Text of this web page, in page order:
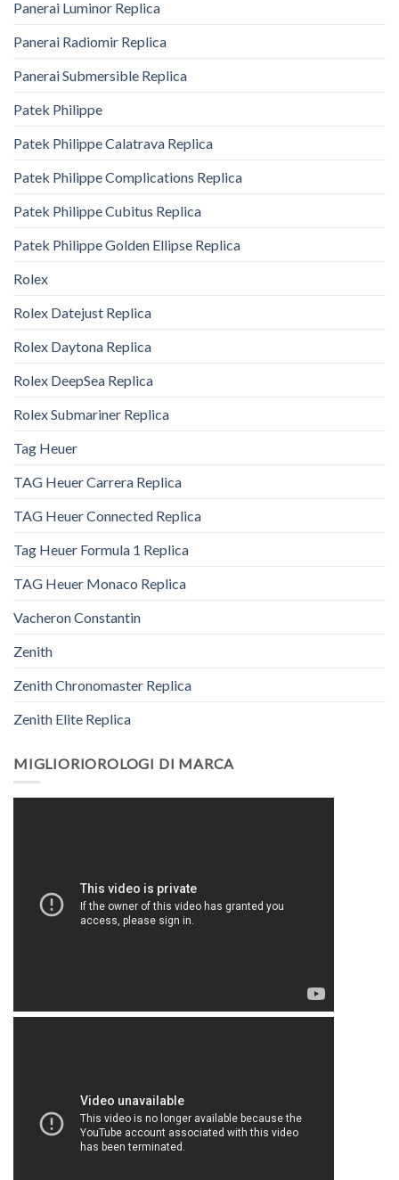
Panerai Luminor Replica
Panerai Radiomir Replica
Panerai Submersible Replica
Patek Philippe
Patek Philippe Calatrava Replica
Patek Philippe Complications Replica
Patek Philippe Cubitus Replica
Patek Philippe Golden Ellipse Replica
Rolex
Rolex Datejust Replica
Rolex Daytona Replica
Rolex DeepSea Replica
Rolex Submariner Replica
Tag Heuer
TAG Heuer Carrera Replica
TAG Heuer Connected Replica
Tag Heuer Formula 1 Replica
TAG Heuer Monaco Replica
Vacheron Constantin
Zenith
Zenith Chronomaster Replica
Zenith Elite Replica
MIGLIORIOROLOGI DI MARCA